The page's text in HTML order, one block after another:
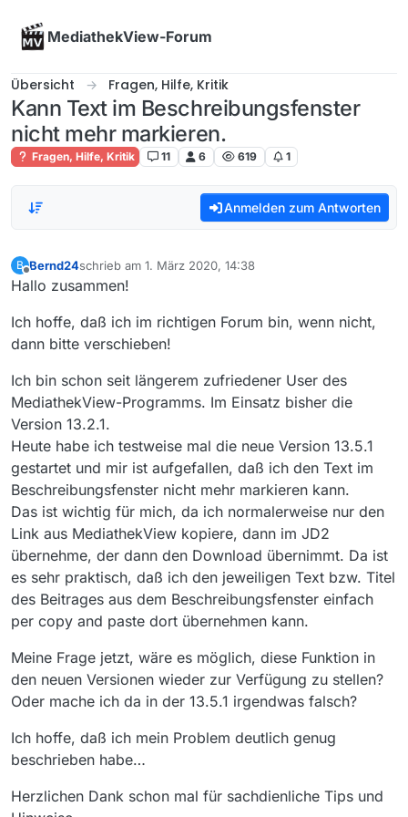
MediathekView-Forum
Übersicht Fragen, Hilfe, Kritik
Kann Text im Beschreibungsfenster
nicht mehr markieren.
Fragen, Hilfe, Kritik 11 6 619 1
Anmelden zum Antworten
B
Offline
Bernd24schrieb am 1. März 2020, 14:38
zuletzt editiert von
Hallo zusammen!
Ich hoffe, daß ich im richtigen Forum bin, wenn nicht,
dann bitte verschieben!
Ich bin schon seit längerem zufriedener User des
MediathekView-Programms. Im Einsatz bisher die
Version 13.2.1.
Heute habe ich testweise mal die neue Version 13.5.1
gestartet und mir ist aufgefallen, daß ich den Text im
Beschreibungsfenster nicht mehr markieren kann.
Das ist wichtig für mich, da ich normalerweise nur den
Link aus MediathekView kopiere, dann im JD2
übernehme, der dann den Download übernimmt. Da ist
es sehr praktisch, daß ich den jeweiligen Text bzw. Titel
des Beitrages aus dem Beschreibungsfenster einfach
per copy and paste dort übernehmen kann.
Meine Frage jetzt, wäre es möglich, diese Funktion in
den neuen Versionen wieder zur Verfügung zu stellen?
Oder mache ich da in der 13.5.1 irgendwas falsch?
Ich hoffe, daß ich mein Problem deutlich genug
beschrieben habe…
Herzlichen Dank schon mal für sachdienliche Tips und